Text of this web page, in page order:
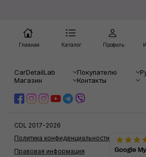
Главная Каталог Профиль
CarDetailLab Покупателю
Магазин
Контакты
CDL 2017-2026
Правовая информация
Политика конфиденциальности
Google